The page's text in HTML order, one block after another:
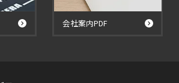
会社案内PDF